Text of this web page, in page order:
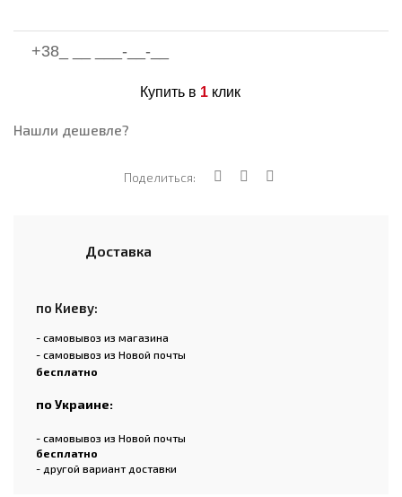
Купить в 1клик
Нашли дешевле?
Поделиться:
Доставка
по Киеву:
- самовывоз из магазина
- самовывоз из Новой почты
бесплатно
по Украине:
- самовывоз из Новой почты
бесплатно
- другой вариант доставки